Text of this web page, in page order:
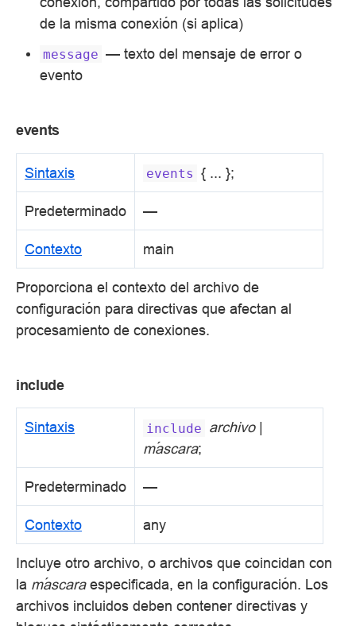
de la misma conexión (si aplica)
message — texto del mensaje de error o
evento
events
Sintaxis events { ... };
Predeterminado —
Contexto main
Proporciona el contexto del archivo de
configuración para directivas que afectan al
procesamiento de conexiones.
include
Sintaxis include archivo|
máscara;
Predeterminado —
Contexto any
Incluye otro archivo, o archivos que coincidan con
la máscaraespecificada, en la configuración. Los
archivos incluidos deben contener directivas y